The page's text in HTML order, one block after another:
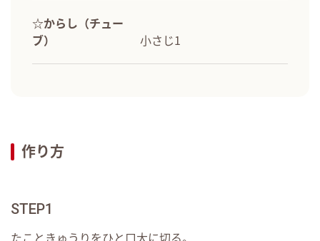
☆からし（チュー
ブ）
小さじ1
作り方
STEP1
たこときゅうりをひと口大に切る。